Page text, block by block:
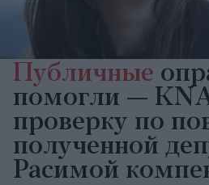
Публичные
помогли —
проверку по
полученной
Расимой